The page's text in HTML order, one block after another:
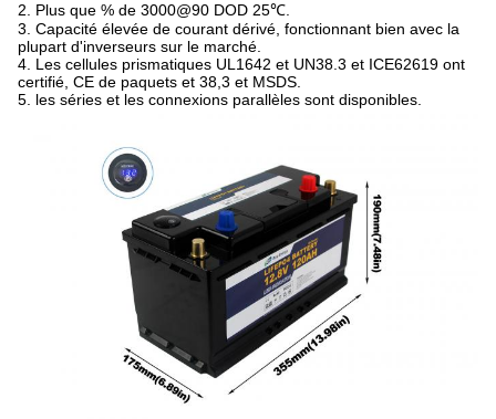
2. Plus que % de 3000@90 DOD 25℃.
3. Capacité élevée de courant dérivé, fonctionnant bien avec la
plupart d'inverseurs sur le marché.
4. Les cellules prismatiques UL1642 et UN38.3 et ICE62619 ont
certifié, CE de paquets et 38,3 et MSDS.
5. les séries et les connexions parallèles sont disponibles.